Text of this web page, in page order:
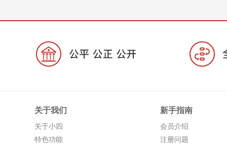
关于我们
关于小四
特色功能
新手指南
会员介绍
注册问题